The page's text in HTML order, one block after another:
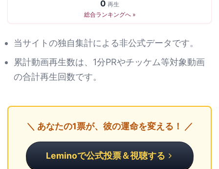
0 再生
総合ランキングへ »
当サイトの独自集計による非公式データです。
累計動画再生数は、1分PRやチッケム等対象動画
の合計再生回数です。
＼ あなたの1票が、彼の運命を変える！ ／
Leminoで公式投票＆視聴する